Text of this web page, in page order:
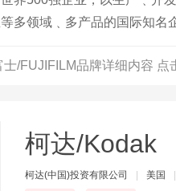
多领域﹑多产品的国际知名
士/FUJIFILM品牌详细内容 点
柯达/Kodak
柯达(中国)投资有限公司 美国